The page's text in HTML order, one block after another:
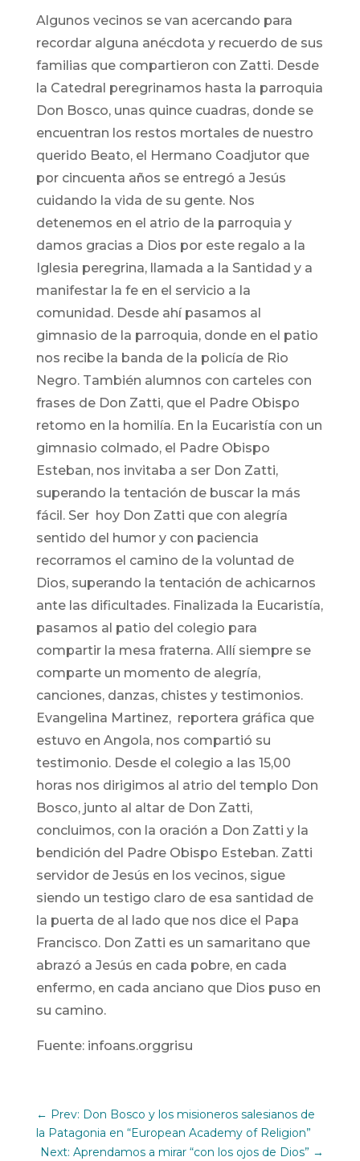
Algunos vecinos se van acercando para
recordar alguna anécdota y recuerdo de sus
familias que compartieron con Zatti. Desde
la Catedral peregrinamos hasta la parroquia
Don Bosco, unas quince cuadras, donde se
encuentran los restos mortales de nuestro
querido Beato, el Hermano Coadjutor que
por cincuenta años se entregó a Jesús
cuidando la vida de su gente. Nos
detenemos en el atrio de la parroquia y
damos gracias a Dios por este regalo a la
Iglesia peregrina, llamada a la Santidad y a
manifestar la fe en el servicio a la
comunidad. Desde ahí pasamos al
gimnasio de la parroquia, donde en el patio
nos recibe la banda de la policía de Rio
Negro. También alumnos con carteles con
frases de Don Zatti, que el Padre Obispo
retomo en la homilía. En la Eucaristía con un
gimnasio colmado, el Padre Obispo
Esteban, nos invitaba a ser Don Zatti,
superando la tentación de buscar la más
fácil. Ser hoy Don Zatti que con alegría
sentido del humor y con paciencia
recorramos el camino de la voluntad de
Dios, superando la tentación de achicarnos
ante las dificultades. Finalizada la Eucaristía,
pasamos al patio del colegio para
compartir la mesa fraterna. Allí siempre se
comparte un momento de alegría,
canciones, danzas, chistes y testimonios.
Evangelina Martinez, reportera gráfica que
estuvo en Angola, nos compartió su
testimonio. Desde el colegio a las 15,00
horas nos dirigimos al atrio del templo Don
Bosco, junto al altar de Don Zatti,
concluimos, con la oración a Don Zatti y la
bendición del Padre Obispo Esteban. Zatti
servidor de Jesús en los vecinos, sigue
siendo un testigo claro de esa santidad de
la puerta de al lado que nos dice el Papa
Francisco. Don Zatti es un samaritano que
abrazó a Jesús en cada pobre, en cada
enfermo, en cada anciano que Dios puso en
su camino.
Fuente: infoans.orggrisu
← Prev: Don Bosco y los misioneros salesianos de
la Patagonia en “European Academy of Religion”
Next: Aprendamos a mirar “con los ojos de Dios” →